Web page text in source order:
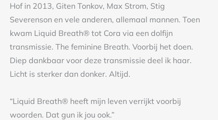
Hof in 2013, Giten Tonkov, Max Strom, Stig
Severenson en vele anderen, allemaal mannen. Toen
kwam Liquid Breath® tot Cora via een dolfijn
transmissie. The feminine Breath. Voorbij het doen.
Diep dankbaar voor deze transmissie deel ik haar.
Licht is sterker dan donker. Altijd.
“Liquid Breath® heeft mijn leven verrijkt voorbij
woorden. Dat gun ik jou ook.”